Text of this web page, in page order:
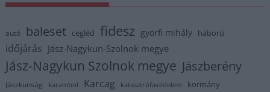
autó baleset cegléd fidesz györfi mihály háború
időjárás Jász-Nagykun-Szolnok megye
Jász-Nagykun Szolnok megye Jászberény
Jászkunság karambol Karcag katasztrófavédelem kormány